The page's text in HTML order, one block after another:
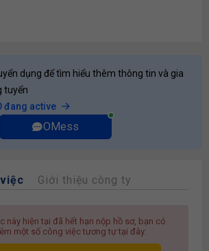
dụng để tìm hiểu thêm thông tin và gia
tuyển
đang active
OMess
Giới thiệu công ty
này hiện tại đã hết hạn nộp hồ sơ, bạn có
một số công việc tương tự tại đây: